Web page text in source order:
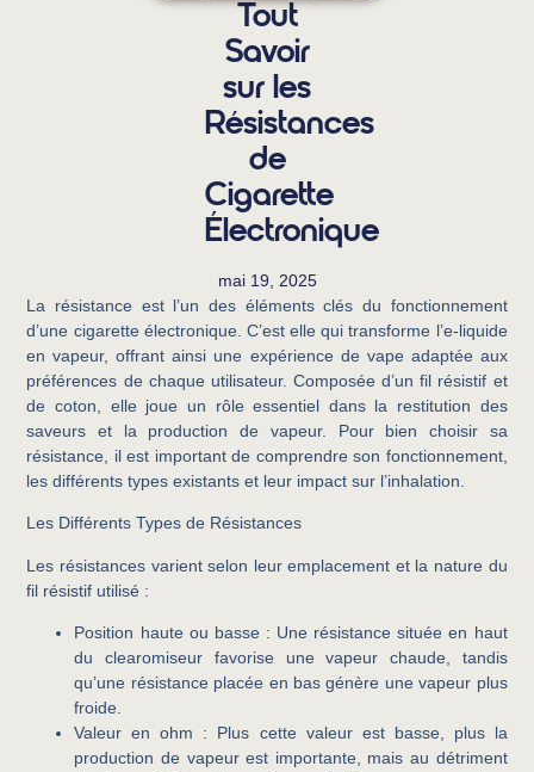
Tout
Savoir
sur les
Résistances
de
Cigarette
Électronique
mai 19, 2025
La résistance est l’un des éléments clés du fonctionnement
d’une cigarette électronique. C’est elle qui transforme l’e-liquide
en vapeur, offrant ainsi une expérience de vape adaptée aux
préférences de chaque utilisateur. Composée d’un fil résistif et
de coton, elle joue un rôle essentiel dans la restitution des
saveurs et la production de vapeur. Pour bien choisir sa
résistance, il est important de comprendre son fonctionnement,
les différents types existants et leur impact sur l’inhalation.
Les Différents Types de Résistances
Les résistances varient selon leur emplacement et la nature du
fil résistif utilisé :
Position haute ou basse : Une résistance située en haut
du clearomiseur favorise une vapeur chaude, tandis
qu’une résistance placée en bas génère une vapeur plus
froide.
Valeur en ohm : Plus cette valeur est basse, plus la
production de vapeur est importante, mais au détriment